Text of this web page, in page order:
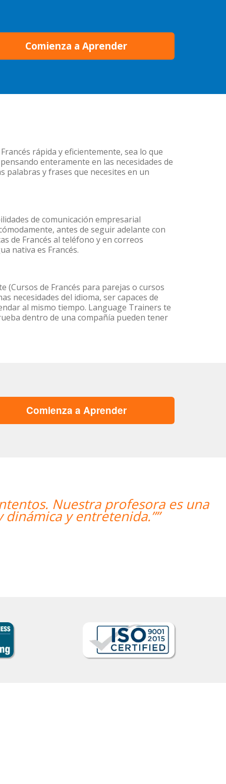
Comienza a Aprender
rápida y eficientemente, sea lo que
enteramente en las necesidades de
palabras y frases que necesites en un
de comunicación empresarial
antes de seguir adelante con
de Francés al teléfono y en correos
nativa es Francés.
de Francés para parejas o cursos
necesidades del idioma, ser capaces de
al mismo tiempo. Language Trainers te
dentro de una compañía pueden tener
Comienza a Aprender
es una “”The course is going